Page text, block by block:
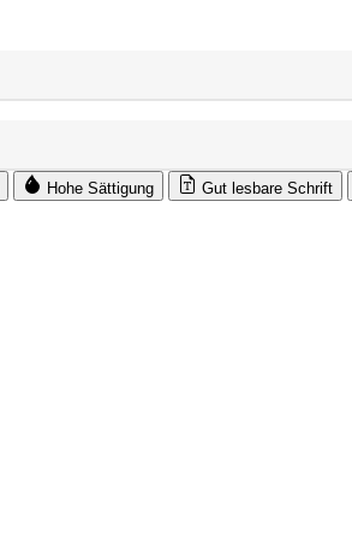
Hohe Sättigung Gut lesbare Schrift